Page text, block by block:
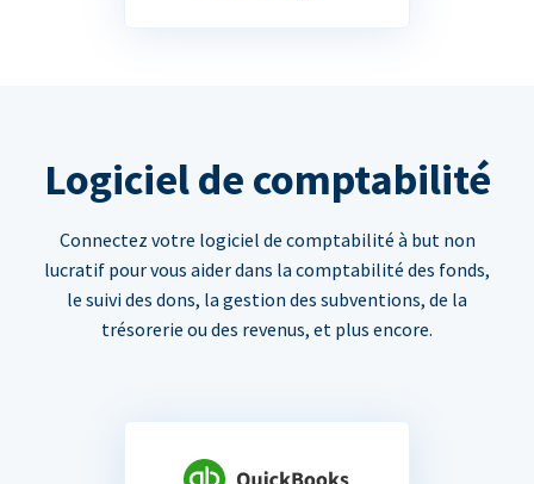
Logiciel de comptabilité
Connectez votre logiciel de comptabilité à but non
lucratif pour vous aider dans la comptabilité des fonds,
le suivi des dons, la gestion des subventions, de la
trésorerie ou des revenus, et plus encore.